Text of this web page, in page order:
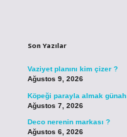
Son Yazılar
Vaziyet planını kim çizer ?
Ağustos 9, 2026
Köpeği parayla almak günah
Ağustos 7, 2026
Deco nerenin markası ?
Ağustos 6, 2026